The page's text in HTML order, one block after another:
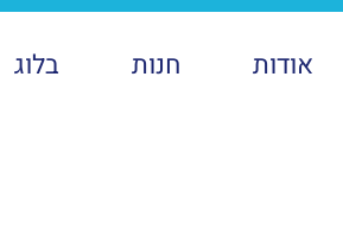
אודות חנות בלוג